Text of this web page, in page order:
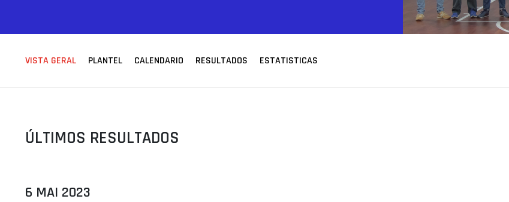
PROJETOS
VISTA GERAL PLANTEL CALENDARIO RESULTADOS ESTATISTICAS
ÚLTIMOS RESULTADOS
6 MAI 2023